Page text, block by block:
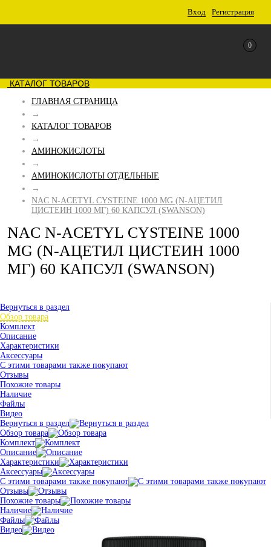
Вход Регистрация
0
КАТАЛОГ ТОВАРОВ
ГЛАВНАЯ СТРАНИЦА
→
КАТАЛОГ ТОВАРОВ
→
АМИНОКИСЛОТЫ
→
АМИНОКИСЛОТЫ ОТДЕЛЬНЫЕ
→
NAC N-ACETYL CYSTEINE 1000 MG (N-АЦЕТИЛ
ЦИСТЕИН 1000 МГ) 60 КАПСУЛ (SWANSON)
NAC N-ACETYL CYSTEINE 1000
MG (N-АЦЕТИЛ ЦИСТЕИН 1000
МГ) 60 КАПСУЛ (SWANSON)
Вернуться в раздел
Обзор товара
Комплект
Описание
Характеристики
Аксессуары
С этими товарами также покупают
Отзывы
Похожие товары
Наличие
Файлы
Видео
Вернуться в раздел
Обзор товара
Комплект
Описание
Характеристики
Аксессуары
С этими товарами также покупают
Отзывы
Похожие товары
Наличие
Файлы
Видео